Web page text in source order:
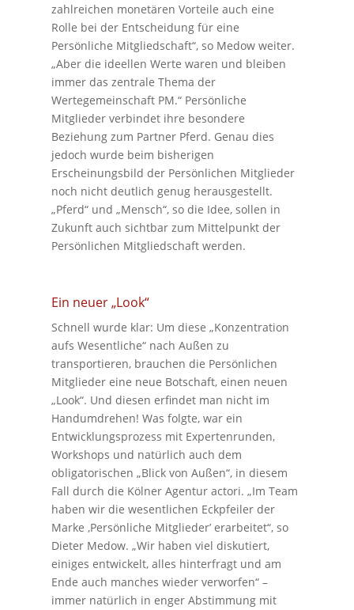
zahlreichen monetären Vorteile auch eine
Rolle bei der Entscheidung für eine
Persönliche Mitgliedschaft“, so Medow weiter.
„Aber die ideellen Werte waren und bleiben
immer das zentrale Thema der
Wertegemeinschaft PM.“ Persönliche
Mitglieder verbindet ihre besondere
Beziehung zum Partner Pferd. Genau dies
jedoch wurde beim bisherigen
Erscheinungsbild der Persönlichen Mitglieder
noch nicht deutlich genug herausgestellt.
„Pferd“ und „Mensch“, so die Idee, sollen in
Zukunft auch sichtbar zum Mittelpunkt der
Persönlichen Mitgliedschaft werden.
Ein neuer „Look“
Schnell wurde klar: Um diese „Konzentration
aufs Wesentliche“ nach Außen zu
transportieren, brauchen die Persönlichen
Mitglieder eine neue Botschaft, einen neuen
„Look“. Und diesen erfindet man nicht im
Handumdrehen! Was folgte, war ein
Entwicklungsprozess mit Expertenrunden,
Workshops und natürlich auch dem
obligatorischen „Blick von Außen“, in diesem
Fall durch die Kölner Agentur actori. „Im Team
haben wir die wesentlichen Eckpfeiler der
Marke ‚Persönliche Mitglieder’ erarbeitet“, so
Dieter Medow. „Wir haben viel diskutiert,
einiges entwickelt, alles hinterfragt und am
Ende auch manches wieder verworfen“ –
immer natürlich in enger Abstimmung mit